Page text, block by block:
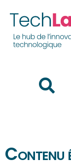
Contenu